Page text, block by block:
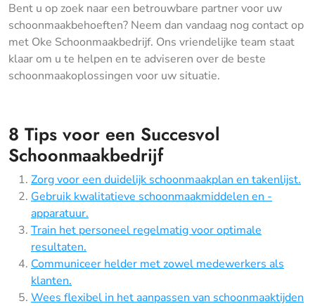
Bent u op zoek naar een betrouwbare partner voor uw
schoonmaakbehoeften? Neem dan vandaag nog contact op
met Oke Schoonmaakbedrijf. Ons vriendelijke team staat
klaar om u te helpen en te adviseren over de beste
schoonmaakoplossingen voor uw situatie.
8 Tips voor een Succesvol
Schoonmaakbedrijf
Zorg voor een duidelijk schoonmaakplan en takenlijst.
Gebruik kwalitatieve schoonmaakmiddelen en -
apparatuur.
Train het personeel regelmatig voor optimale
resultaten.
Communiceer helder met zowel medewerkers als
klanten.
Wees flexibel in het aanpassen van schoonmaaktijden